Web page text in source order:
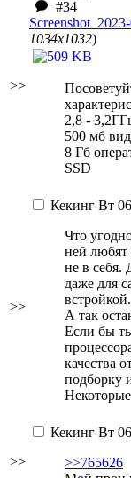
>>
#34
1034x1032)
2,8 -
500 мб
8 Гб
SSD
>>
Кекинг Вт
Что
ней любят
не в себя.
даже для
А так
Если бы
качества
подборку
>>
Кекинг Вт
>>765626